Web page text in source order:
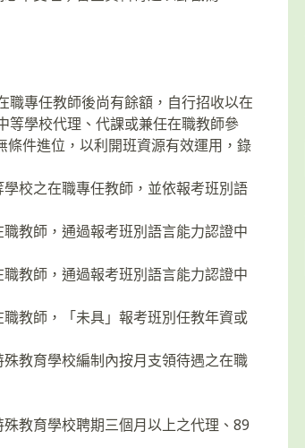
職專任教師後尚有餘額，自行招收以在
等學校代理、代課或兼任在職教師參
件進位，以利開班資源有效運用，錄
校之在職專任教師，並依報考班別語
教師，通過報考班別語言能力認證中
教師，通過報考班別語言能力認證中
教師，「未具」報考班別任教年資或
教育學校編制內按月支領待遇之在職
教育學校聘期三個月以上之代理、89